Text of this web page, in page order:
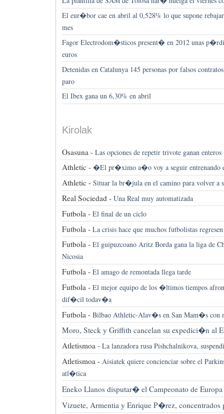
El eur�bor cae en abril al 0,528% lo que supone
mes
Fagor Electrodom�sticos present� en 2012 unas
euros
Detenidas en Catalunya 145 personas por falsos
paro
El Ibex gana un 6,30% en abril
Kirolak
Osasuna - Las opciones de repetir trivote ganan enteros
Athletic - �El pr�ximo a�o voy a seguir entrenando
Athletic - Situar la br�jula en el camino para volver a
Real Sociedad - Una Real muy automatizada
Futbola - El final de un ciclo
Futbola - La crisis hace que muchos futbolistas regresen
Futbola - El guipuzcoano Aritz Borda gana la liga de
Nicosia
Futbola - El amago de remontada llega tarde
Futbola - El mejor equipo de los �ltimos tiempos
dif�cil todav�a
Futbola - Bilbao Athletic-Alav�s en San Mam�s con
Moro, Steck y Griffith cancelan su expedici�n al
Atletismoa - La lanzadora rusa Pishchalnikova,
Atletismoa - Aisiatek quiere concienciar sobre el
atl�tica
Eneko Llanos disputar� el Campeonato de
Vizuete, Armentia y Enrique P�rez, concentrados